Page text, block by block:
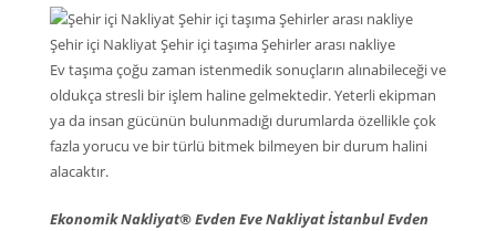
Şehir içi Nakliyat Şehir içi taşıma Şehirler arası nakliye
Ev taşıma çoğu zaman istenmedik sonuçların alınabileceği ve
oldukça stresli bir işlem haline gelmektedir. Yeterli ekipman
ya da insan gücünün bulunmadığı durumlarda özellikle çok
fazla yorucu ve bir türlü bitmek bilmeyen bir durum halini
alacaktır.
Ekonomik Nakliyat® Evden Eve Nakliyat İstanbul Evden